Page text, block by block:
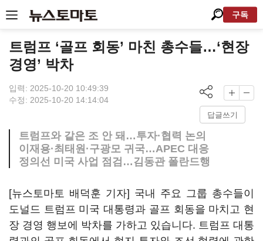
구독
트럼프 ‘골프 회동’ 마친 총수들…‘현장
경영’ 박차
입력: 2025-10-20 10:49:39
수정: 2025-10-20 14:14:04
답글쓰기
트럼프와 같은 조 안 돼…투자·협력 논의
이재용·최태원·구광모 귀국…APEC 대응
정의선 미국 사업 점검…김동관 폴란드행
[뉴스토마토 배덕훈 기자] 국내 주요 그룹 총수들이
도널드 트럼프 미국 대통령과 골프 회동을 마치고 현
장 경영 행보에 박차를 가하고 있습니다. 트럼프 대통